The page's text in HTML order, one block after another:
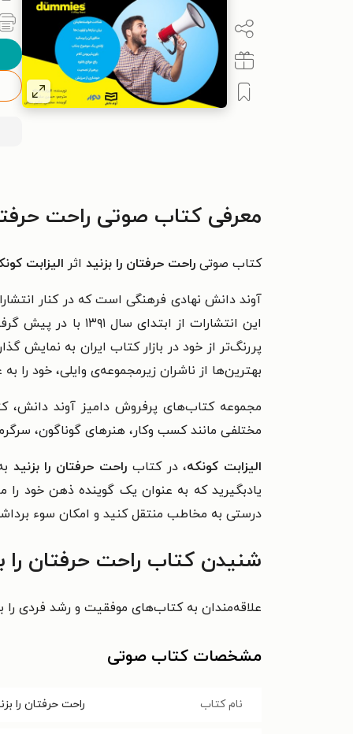
معرفی کتاب صوتی راحت
کتاب صوتی راحت حرفتان را بزنید اثر الیزابت
آوند دانش نهادی فرهنگی است که در کنار
این انتشارات از
پررنگ‌تر از خود در بازار کتاب ایران به نمایش
بهترین‌ها از ناشران زیرمجموعه‌ی وایلی، خود را
مجموعه کتاب‌های پرفروش دامیز آوند دانش،
مختلفی مانند کسب وکار، هنرهای گوناگون،
الیزابت کونکه، در کتابراحت حرفتان را بزنید
یادبگیرید که به عنوان یک گوینده ذهن خود
درستی به مخاطب منتقل کنید و امکان سوء
شنیدن کتاب راحت حرفتان را
علاقه‌مندان به کتاب‌های موفقیت و رشد فردی
مشخصات کتاب صوتی
نام کتاب راحت حرفتان را